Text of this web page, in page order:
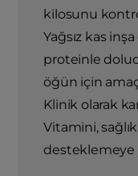
kilosunu
Yağsız kas
proteinle
öğün için
Klinik olarak
Vitamini,
desteklemeye